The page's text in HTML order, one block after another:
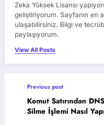
Zeka Yüksek Lisansı
geliştiriyorum. Sayfanın en
ulaşabilirsiniz. Bilgi ve
paylaşıyorum.
View All Posts
Previous post
Komut Satırından
Silme İşlemi Nasıl